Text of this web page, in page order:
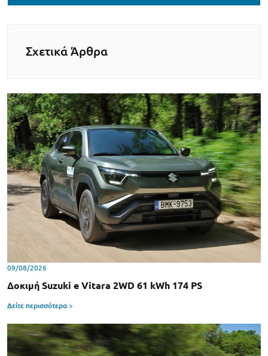
Σχετικά Άρθρα
09/08/2026
Δοκιμή Suzuki e Vitara 2WD 61 kWh 174 PS
Δείτε περισσότερα >